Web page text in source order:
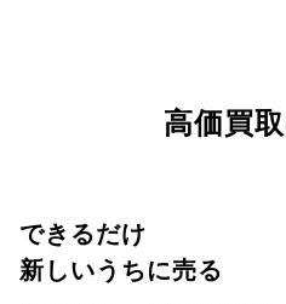
高価買
できるだけ
新しいうちに売る